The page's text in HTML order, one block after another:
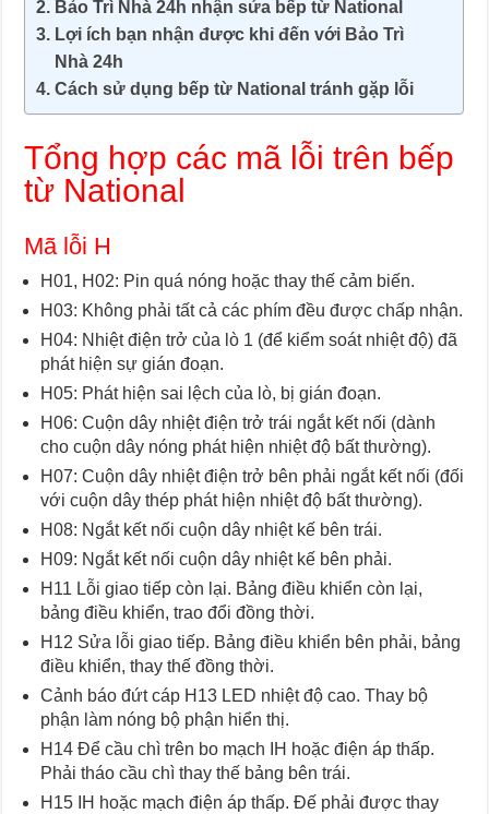
Bảo Trì Nhà 24h nhận sửa bếp từ National
Lợi ích bạn nhận được khi đến với Bảo Trì
Nhà 24h
Cách sử dụng bếp từ National tránh gặp lỗi
Tổng hợp các mã lỗi trên bếp
từ National
Mã lỗi H
H01, H02: Pin quá nóng hoặc thay thế cảm biến.
H03: Không phải tất cả các phím đều được chấp nhận.
H04: Nhiệt điện trở của lò 1 (để kiểm soát nhiệt độ) đã
phát hiện sự gián đoạn.
H05: Phát hiện sai lệch của lò, bị gián đoạn.
H06: Cuộn dây nhiệt điện trở trái ngắt kết nối (dành
cho cuộn dây nóng phát hiện nhiệt độ bất thường).
H07: Cuộn dây nhiệt điện trở bên phải ngắt kết nối (đối
với cuộn dây thép phát hiện nhiệt độ bất thường).
H08: Ngắt kết nối cuộn dây nhiệt kế bên trái.
H09: Ngắt kết nối cuộn dây nhiệt kế bên phải.
H11 Lỗi giao tiếp còn lại. Bảng điều khiển còn lại,
bảng điều khiển, trao đổi đồng thời.
H12 Sửa lỗi giao tiếp. Bảng điều khiển bên phải, bảng
điều khiển, thay thế đồng thời.
Cảnh báo đứt cáp H13 LED nhiệt độ cao. Thay bộ
phận làm nóng bộ phận hiển thị.
H14 Để cầu chì trên bo mạch IH hoặc điện áp thấp.
Phải tháo cầu chì thay thế bảng bên trái.
H15 IH hoặc mạch điện áp thấp. Đế phải được thay